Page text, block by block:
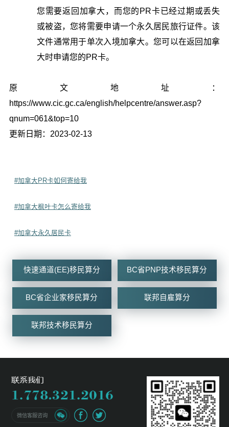
您需要返回加拿大，而您的PR卡已经过期或丢失
或被盗，您将需要申请一个永久居民旅行证件。该
文件通常用于单次入境加拿大。您可以在返回加拿
大时申请您的PR卡。
原文地址：
https://www.cic.gc.ca/english/helpcentre/answer.asp?
qnum=061&top=10
更新日期：2023-02-13
#加拿大PR卡如何寄给我
#加拿大枫叶卡怎么寄给我
#加拿大永久居民卡
快速通道(EE)移民算分 BC省PNP技术移民算分
BC省企业家移民算分 联邦自雇算分
联邦技术移民算分
微信客服咨询